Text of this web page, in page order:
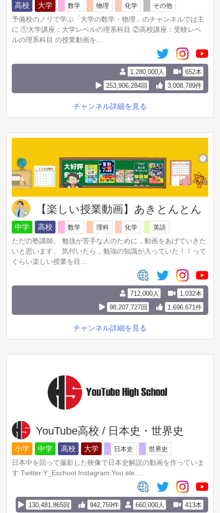
高校 大学 数学 物理 化学
その他
予備校のノリで学ぶ「大学の数学・物理」のチャンネルでは主
に ①大学講座：大学レベルの理系科目 ②高校講座：受験レベ
ルの理系科目 の授業動画を...
1,280,000人
652本
253,906,284回
3,008,789件
チャンネル詳細を見る
【楽しい授業動画】あきとんとん
中学 高校 数学 理科 化学
英語
ただの塾講師。 勉強が苦手な人のために，動画をあげていきた
いと思います。 気付いたら，勉強の知識が入っていた！！って
ぐらい楽しい授業を目...
712,000人
1,032本
98,207,727回
1,696,671件
チャンネル詳細を見る
YouTube高校 / 日本史・世界史
小学 中学 高校 大学 日本史
世界史
日本中を回って撮影した映像で日本史解説の動画を作っていま
す Twitter:Y_Eschool Instagram:You.ele....
660,000人 413本
130,481,865回 942,759件